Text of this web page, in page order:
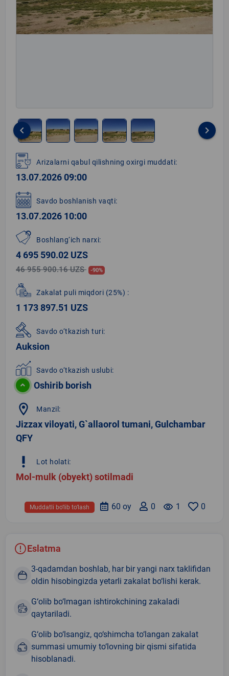
1
of
5
keyboard_arrow_left keyboard_arrow_right
Arizalarni qabul qilishning oxirgi muddati:
13.07.2026 09:00
Savdo boshlanish vaqti:
13.07.2026 10:00
Boshlang‘ich narxi:
4 695 590.02 UZS
46 955 900.16 UZS -90%
Zakalat puli miqdori (25%) :
1 173 897.51 UZS
Savdo o‘tkazish turi:
Auksion
Savdo o‘tkazish uslubi:
Oshirib borish
location_on Manzil:
Jizzax viloyati, G`allaorol tumani, Gulchambar
QFY
priority_high Lot holati:
Mol-mulk (obyekt) sotilmadi
0
remove_red_eye 1
0
60 oy
Muddatli bo‘lib to‘lash
Eslatma
3-qadamdan boshlab, har bir yangi narx taklifidan
oldin hisobingizda yetarli zakalat bo‘lishi kerak.
G‘olib bo‘lmagan ishtirokchining zakaladi
qaytariladi.
G‘olib bo‘lsangiz, qo‘shimcha to‘langan zakalat
summasi umumiy to‘lovning bir qismi sifatida
hisoblanadi.